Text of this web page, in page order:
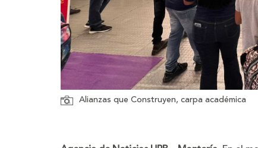
Alianzas que Construyen, carpa académica